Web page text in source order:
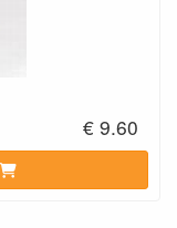
€ 9.60